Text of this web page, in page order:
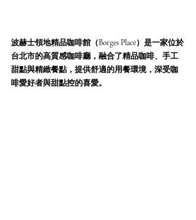
波赫士領地精品咖啡館（Borges Place）是一家位於
台北市的高質感咖啡廳，融合了精品咖啡、手工
甜點與精緻餐點，提供舒適的用餐環境，深受咖
啡愛好者與甜點控的喜愛。